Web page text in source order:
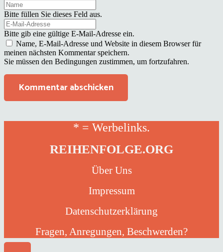
Bitte füllen Sie dieses Feld aus.
Bitte gib eine gültige E-Mail-Adresse ein.
Name, E-Mail-Adresse und Website in diesem Browser für
meinen nächsten Kommentar speichern.
Sie müssen den Bedingungen zustimmen, um fortzufahren.
Kommentar abschicken
* = Werbelinks.
REIHENFOLGE.ORG
Über Uns
Impressum
Datenschutzerklärung
Fragen, Anregungen, Beschwerden?